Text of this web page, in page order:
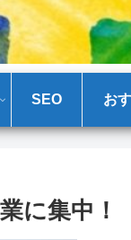
SEO お
に集中！